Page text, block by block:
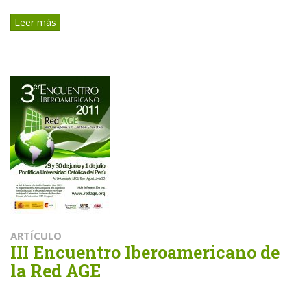
Leer más
ARTÍCULO
III Encuentro Iberoamericano de
la Red AGE